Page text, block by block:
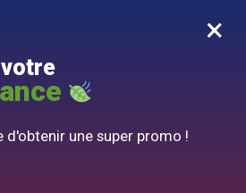
0
d’achats avec le code DJINN10
×
votre
d'obtenir une super promo !